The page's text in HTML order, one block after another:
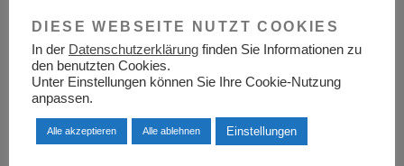
Berufsinformationszentrum BIZ Bamberg
Arbeitsmedizin und Arbeitssicherheit: Ein
DIESE WEBSEITE NUTZT COOKIES
In der Datenschutzerklärung finden Sie Informationen zu
den benutzten Cookies.
Unter Einstellungen können Sie Ihre Cookie-Nutzung
anpassen.
Alle akzeptieren Alle ablehnen Einstellungen